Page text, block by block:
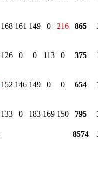
168 161 149 0 216 865
126 0 0 113 0 375
152 146 149 0 0 654
133 0 183 169 150 795
8574